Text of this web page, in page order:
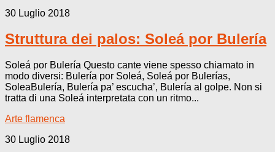
30 Luglio 2018
Struttura dei palos: Soleá por Bulería
Soleá por Bulería Questo cante viene spesso chiamato in
modo diversi: Bulería por Soleá, Soleá por Bulerías,
SoleaBulería, Bulería pa’ escucha’, Bulería al golpe. Non si
tratta di una Soleá interpretata con un ritmo...
Arte flamenca
30 Luglio 2018